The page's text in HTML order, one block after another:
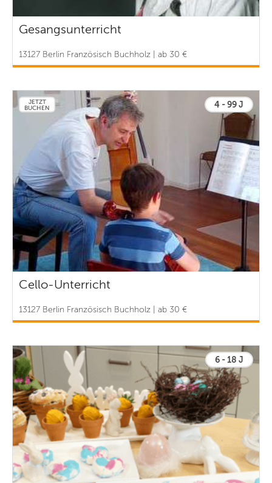
Gesangsunterricht
13127 Berlin Französisch Buchholz | ab 30 €
JETZT
BUCHEN
4 - 99 J
Cello-Unterricht
13127 Berlin Französisch Buchholz | ab 30 €
6 - 18 J